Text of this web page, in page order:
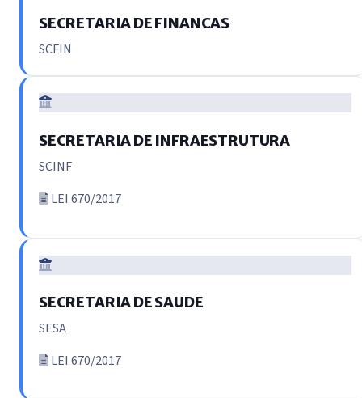
SECRETARIA DE FINANCAS
SCFIN
SECRETARIA DE INFRAESTRUTURA
SCINF
LEI 670/2017
SECRETARIA DE SAUDE
SESA
LEI 670/2017